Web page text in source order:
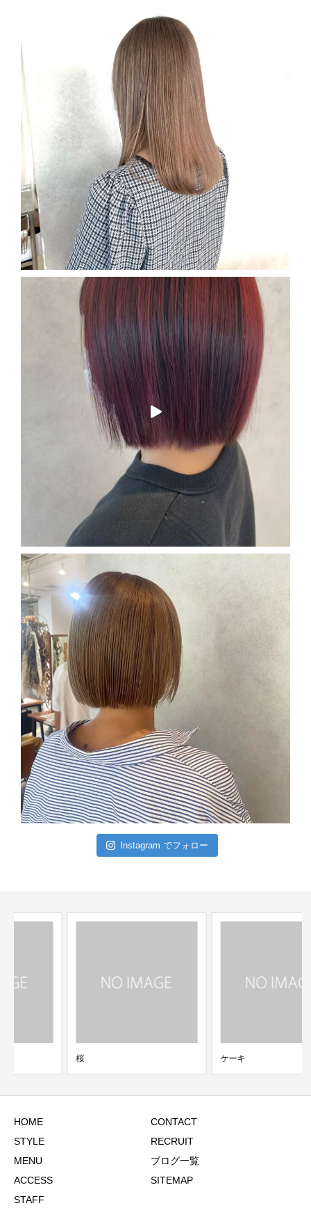
Instagram でフォロー
HOME
STYLE
MENU
ACCESS
STAFF
CONTACT
RECRUIT
ブログ一覧
SITEMAP